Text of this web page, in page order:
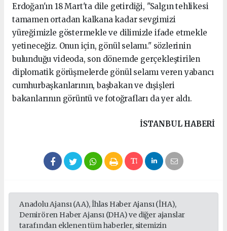
Erdoğan'ın 18 Mart'ta dile getirdiği, "Salgın tehlikesi
tamamen ortadan kalkana kadar sevgimizi
yüreğimizle göstermekle ve dilimizle ifade etmekle
yetineceğiz. Onun için, gönül selamı." sözlerinin
bulunduğu videoda, son dönemde gerçekleştirilen
diplomatik görüşmelerde gönül selamı veren yabancı
cumhurbaşkanlarının, başbakan ve dışişleri
bakanlarının görüntü ve fotoğrafları da yer aldı.
beşiktaş
escort
beylikdüzü
İSTANBUL HABERİ
Anadolu Ajansı (AA), İhlas Haber Ajansı (İHA),
Demirören Haber Ajansı (DHA) ve diğer ajanslar
tarafından eklenen tüm haberler, sitemizin